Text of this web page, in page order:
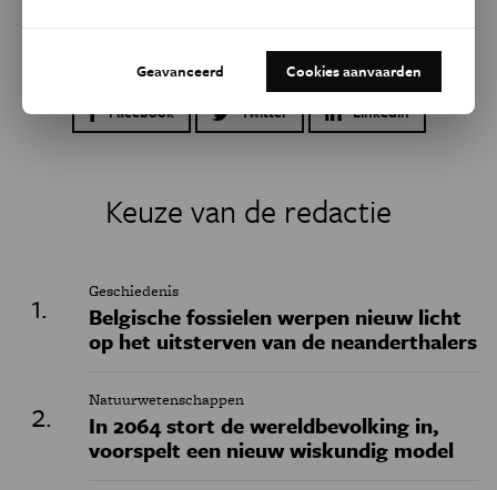
Dit artikel delen op:
Facebook Twitter Linkedin
Keuze van de redactie
Geschiedenis
Belgische fossielen werpen nieuw licht
op het uitsterven van de neanderthalers
Natuurwetenschappen
In 2064 stort de wereldbevolking in,
voorspelt een nieuw wiskundig model
Geavanceerd Cookies aanvaarden